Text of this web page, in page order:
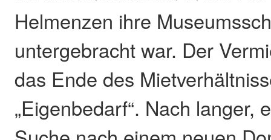
Helmenzen ihre
untergebracht war. Der
das Ende des
„Eigenbedarf“. Nach langer,